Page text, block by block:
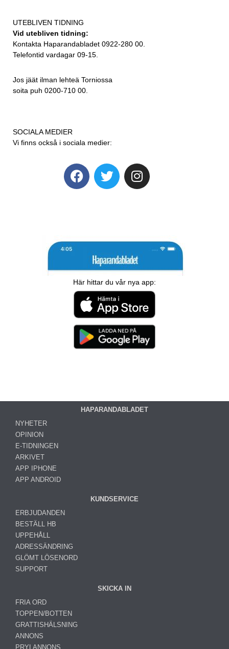
UTEBLIVEN TIDNING
Vid utebliven tidning:
Kontakta Haparandabladet 0922-280 00.
Telefontid vardagar 09-15.
Jos jäät ilman lehteä Torniossa
soita puh 0200-710 00.
SOCIALA MEDIER
Vi finns också i sociala medier:
Här hittar du vår nya app:
HAPARANDABLADET
NYHETER
OPINION
E-TIDNINGEN
ARKIVET
APP IPHONE
APP ANDROID
KUNDSERVICE
ERBJUDANDEN
BESTÄLL HB
UPPEHÅLL
ADRESSÄNDRING
GLÖMT LÖSENORD
SUPPORT
SKICKA IN
FRIA ORD
TOPPEN/BOTTEN
GRATTISHÄLSNING
ANNONS
PRYLANNONS